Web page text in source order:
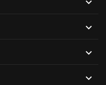



